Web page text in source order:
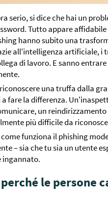
serio, si dice che hai un
Tutto appare affidabile
hanno subito una
all'intelligenza artificiale, i
di lavoro. E sanno
una truffa dalla
fare la differenza.
un
più difficile da
funziona il phishing
– sia che tu sia un utente
ingannato.
le persone